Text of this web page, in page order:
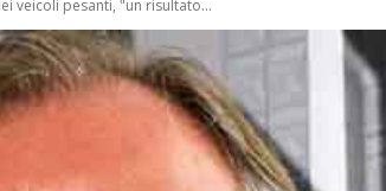
veicoli pesanti, "un risultato...